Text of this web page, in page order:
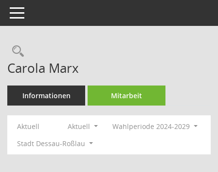
Toggle navigation
Rechercheauswahl
Carola Marx
Informationen Mitarbeit
Aktuell Aktuell
Wahlperiode 2024-2029
Stadt Dessau-Roßlau